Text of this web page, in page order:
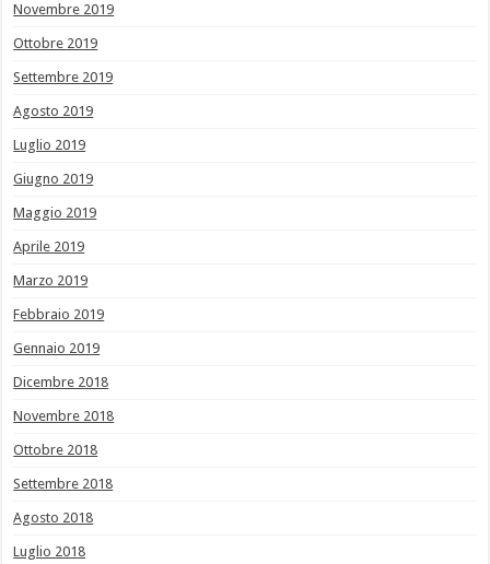
Novembre 2019
Ottobre 2019
Settembre 2019
Agosto 2019
Luglio 2019
Giugno 2019
Maggio 2019
Aprile 2019
Marzo 2019
Febbraio 2019
Gennaio 2019
Dicembre 2018
Novembre 2018
Ottobre 2018
Settembre 2018
Agosto 2018
Luglio 2018